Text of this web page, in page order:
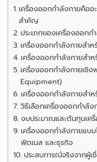
เครื่องออกกำลังกายคืออะ
สำคัญ
ประเภทของเครื่องออก
เครื่องออกกำลังกายสำ
เครื่องออกกำลังกายสำ
เครื่องออกกำลังกายเชิ
Equipment)
เครื่องออกกำลังกายสำห
วิธีเลือกเครื่องออกกำลั
งบประมาณและต้นทุนเค
เครื่องออกกำลังกายแบ
ฟิตเนส และธุรกิจ
ประสบการณ์จริงจากผู้